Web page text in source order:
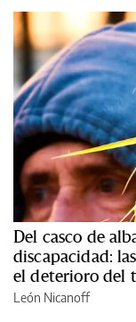
Del casco de
discapacidad:
el deterioro del
León Nicanoff